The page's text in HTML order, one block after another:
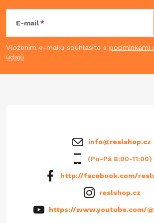
p
a
E-mail
Vložením e-mailu souhlasíte s podmínkami
údajů
info@reslshop.cz
(Po-Pá 8:00-11:00)
http://facebook.com/
reslshop.cz
https://www.youtube.com/